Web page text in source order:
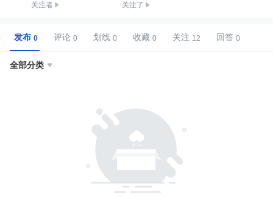
关注者 关注了
发布 评论 划线 收藏 关注 回答
全部分类 